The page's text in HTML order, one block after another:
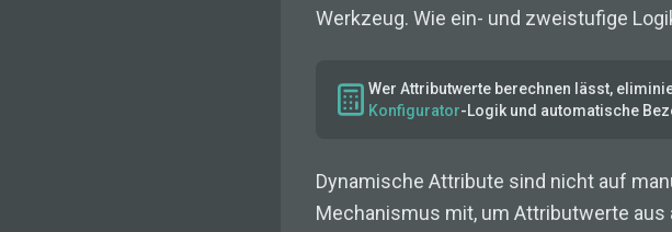
Werkzeug. Wie ein- und zweistufige
Wer Attributwerte berechnen lässt,
Konfigurator-Logik und automatische
Dynamische Attribute sind nicht auf
Mechanismus mit, um Attributwerte aus